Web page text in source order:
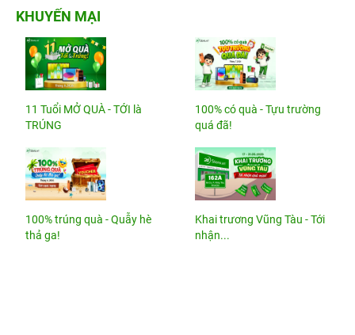
KHUYẾN MẠI
11 Tuổi MỞ QUÀ - TỚI là
TRÚNG
100% có quà - Tựu trường
quá đã!
100% trúng quà - Quẫy hè
thả ga!
Khai trương Vũng Tàu - Tới
nhận...